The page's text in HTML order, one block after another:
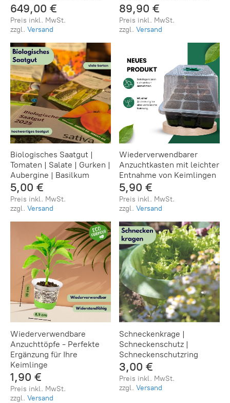
649,00 €
Preis inkl. MwSt.
zzgl.Versand
89,90 €
Preis inkl. MwSt.
zzgl.Versand
Biologisches Saatgut |
Tomaten | Salate | Gurken |
Aubergine | Basilkum
5,00 €
Preis inkl. MwSt.
zzgl.Versand
Wiederverwendbarer
Anzuchtkasten mit leichter
Entnahme von Keimlingen
5,90 €
Preis inkl. MwSt.
zzgl.Versand
​Wiederverwendbare
Anzuchttöpfe - Perfekte
Ergänzung für Ihre
Keimlinge
1,90 €
Preis inkl. MwSt.
zzgl.Versand
Schneckenkrage |
Schneckenschutz |
Schneckenschutzring
3,00 €
Preis inkl. MwSt.
zzgl.Versand